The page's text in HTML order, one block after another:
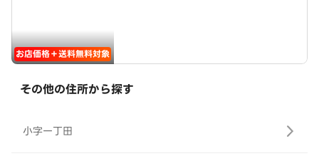
お店価格＋送料無料対象
その他の住所から探す
小字一丁田